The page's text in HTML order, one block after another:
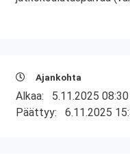
Ajankohta
Alkaa: 5.11.2025 08:30
Päättyy: 6.11.2025